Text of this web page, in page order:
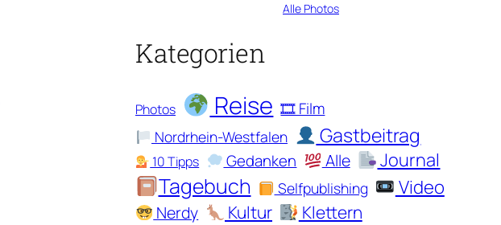
Alle Photos
Kategorien
Photos Reise 🎞 Film
Nordrhein-Westfalen Gastbeitrag
10 Tipps Gedanken Alle Journal
Tagebuch Selfpublishing Video
Nerdy Kultur Klettern